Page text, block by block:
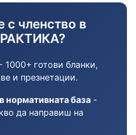
с членство в
- 1000+ готови бланки,
и презнетации.
нормативната база -
да направиш на